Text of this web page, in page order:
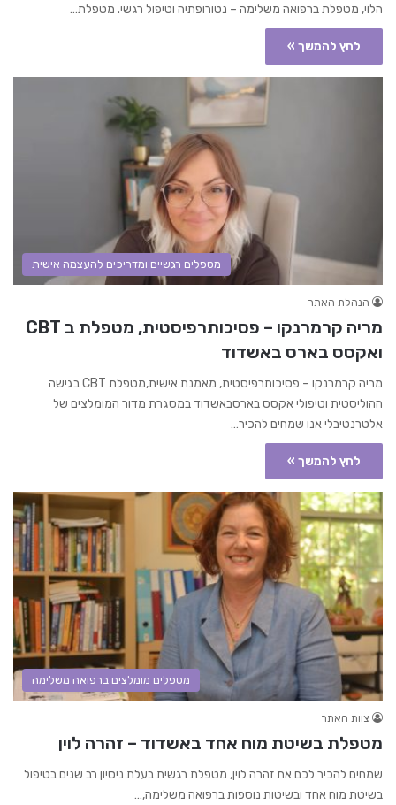
הלוי, מטפלת ברפואה משלימה – נטורופתיה וטיפול רגשי. מטפלת…
לחץ להמשך »
מטפלים רגשיים ומדריכים להעצמה אישית
הנהלת האתר
מריה קרמרנקו – פסיכותרפיסטית, מטפלת ב CBT
ואקסס בארס באשדוד
מריה קרמרנקו – פסיכותרפיסטית, מאמנת אישית,מטפלת CBT בגישה
ההוליסטית וטיפולי אקסס בארסבאשדוד במסגרת מדור המומלצים של
אלטרנטיבלי אנו שמחים להכיר…
לחץ להמשך »
מטפלים מומלצים ברפואה משלימה
צוות האתר
מטפלת בשיטת מוח אחד באשדוד – זהרה לוין
שמחים להכיר לכם את זהרה לוין, מטפלת רגשית בעלת ניסיון רב שנים בטיפול
בשיטת מוח אחד ובשיטות נוספות ברפואה משלימה,…